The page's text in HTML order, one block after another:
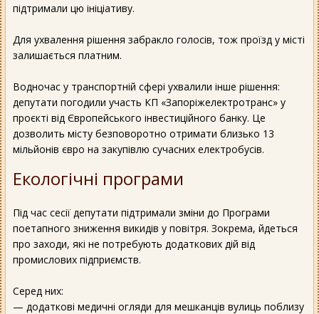
підтримали цю ініціативу.
Для ухвалення рішення забракло голосів, тож проїзд у місті
залишається платним.
Водночас у транспортній сфері ухвалили інше рішення:
депутати погодили участь КП «Запоріжелектротранс» у
проєкті від Європейського інвестиційного банку. Це
дозволить місту безповоротно отримати близько 13
мільйонів євро на закупівлю сучасних електробусів.
Екологічні програми
Під час сесії депутати підтримали зміни до Програми
поетапного зниження викидів у повітря. Зокрема, йдеться
про заходи, які не потребують додаткових дій від
промислових підприємств.
Серед них:
— додаткові медичні огляди для мешканців вулиць поблизу